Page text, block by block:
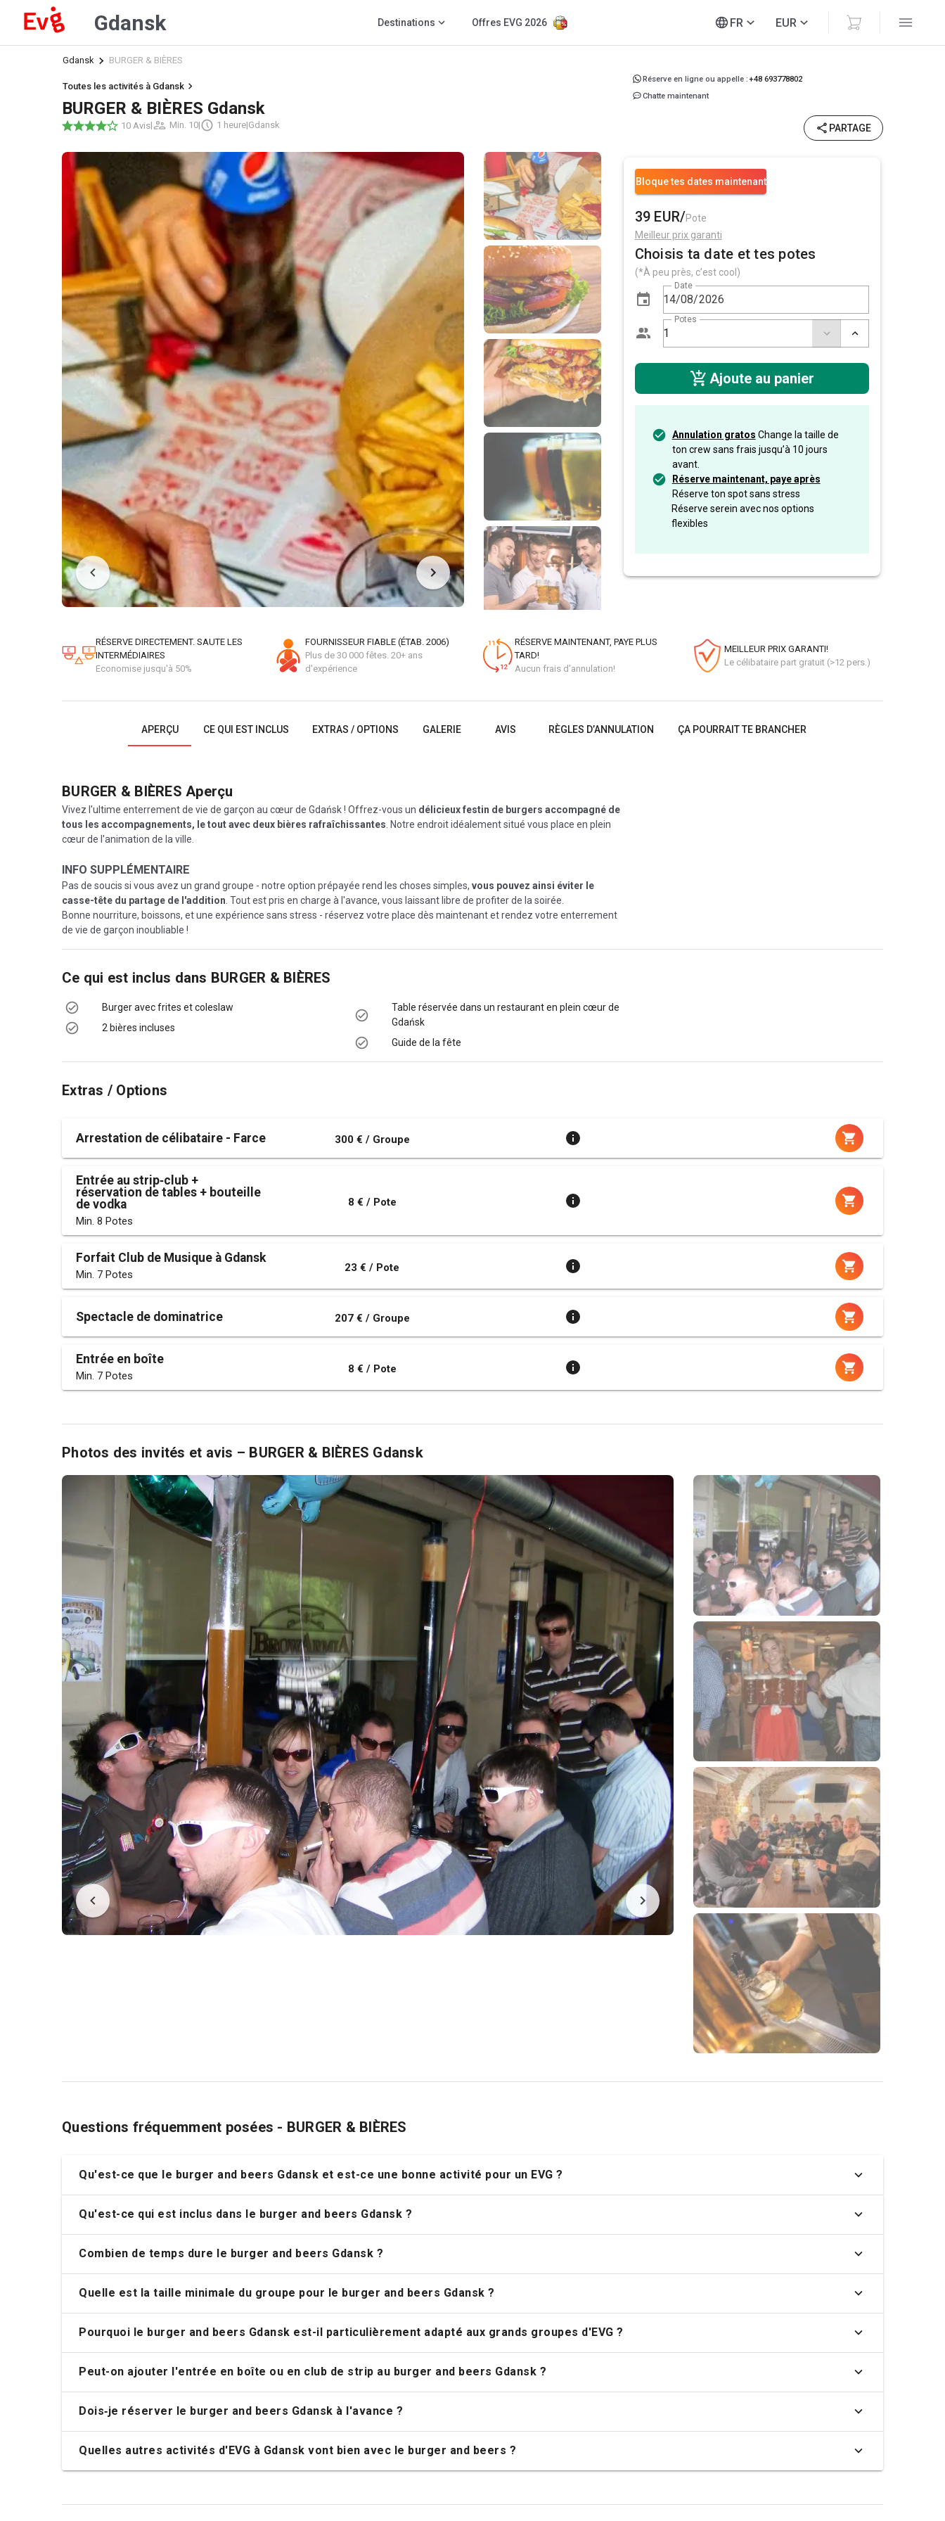
Gdansk Destinations Offres EVG 2026 FR EUR
Gdansk BURGER & BIÈRES
Toutes les activités à Gdansk
BURGER & BIÈRES Gdansk
10 Avis| Min. 10| 1 heure|Gdansk
Réserve en ligne ou appelle :+48 693778802
Chatte maintenant
PARTAGE
Bloque tes dates maintenant
39 EUR/Pote
Meilleur prix garanti
Choisis ta date et tes potes
(*À peu près, c’est cool)
Date
Potes
Ajoute au panier
Annulation gratos Change la taille de
ton crew sans frais jusqu’à 10 jours
avant.
Réserve maintenant, paye après
Réserve ton spot sans stress
Réserve serein avec nos options
flexibles
RÉSERVE DIRECTEMENT. SAUTE LES
INTERMÉDIAIRES
Economise jusqu'à 50%
FOURNISSEUR FIABLE (ÉTAB. 2006)
Plus de 30 000 fêtes. 20+ ans
d'expérience
RÉSERVE MAINTENANT, PAYE PLUS
TARD!
Aucun frais d’annulation!
MEILLEUR PRIX GARANTI!
Le célibataire part gratuit (>12 pers.)
APERÇU CE QUI EST INCLUS EXTRAS / OPTIONS GALERIE AVIS RÈGLES D’ANNULATION ÇA POURRAIT TE BRANCHER
BURGER & BIÈRES Aperçu
Vivez l'ultime enterrement de vie de garçon au cœur de Gdańsk ! Offrez-vous un délicieux festin de burgers accompagné de
tous les accompagnements, le tout avec deux bières rafraîchissantes . Notre endroit idéalement situé vous place en plein
cœur de l'animation de la ville.
INFO SUPPLÉMENTAIRE
Pas de soucis si vous avez un grand groupe - notre option prépayée rend les choses simples, vous pouvez ainsi éviter le
casse-tête du partage de l'addition . Tout est pris en charge à l'avance, vous laissant libre de profiter de la soirée.
Bonne nourriture, boissons, et une expérience sans stress - réservez votre place dès maintenant et rendez votre enterrement
de vie de garçon inoubliable !
Ce qui est inclus dans BURGER & BIÈRES
Burger avec frites et coleslaw
2 bières incluses
Table réservée dans un restaurant en plein cœur de
Gdańsk
Guide de la fête
Extras / Options
Arrestation de célibataire - Farce 300 € / Groupe
Entrée au strip‑club +
réservation de tables + bouteille
de vodka
Min. 8 Potes
8 € / Pote
Forfait Club de Musique à Gdansk
Min. 7 Potes
23 € / Pote
Spectacle de dominatrice 207 € / Groupe
Entrée en boîte
Min. 7 Potes
8 € / Pote
Photos des invités et avis – BURGER & BIÈRES Gdansk
Questions fréquemment posées - BURGER & BIÈRES
Qu'est-ce que le burger and beers Gdansk et est-ce une bonne activité pour un EVG ?
Qu'est-ce qui est inclus dans le burger and beers Gdansk ?
Combien de temps dure le burger and beers Gdansk ?
Quelle est la taille minimale du groupe pour le burger and beers Gdansk ?
Pourquoi le burger and beers Gdansk est-il particulièrement adapté aux grands groupes d'EVG ?
Peut-on ajouter l'entrée en boîte ou en club de strip au burger and beers Gdansk ?
Dois‑je réserver le burger and beers Gdansk à l'avance ?
Quelles autres activités d'EVG à Gdansk vont bien avec le burger and beers ?